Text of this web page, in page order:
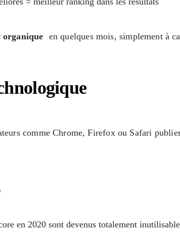
en quelques mois, simplement à
comme Chrome, Firefox ou Safari
en 2020 sont devenus totalement